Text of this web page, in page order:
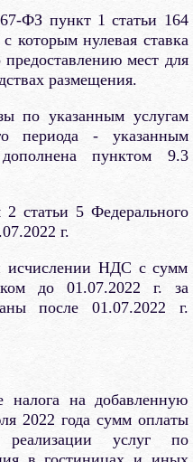
ФЗ пункт 1 статьи 164
которым нулевая ставка
мест для
размещения.
по указанным услугам
периода - указанным
пунктом 9.3
статьи 5 Федерального
г.
исчислении НДС с сумм
до 01.07.2022 г. за
после 01.07.2022 г.
на добавленную
2022 года сумм оплаты
услуг по